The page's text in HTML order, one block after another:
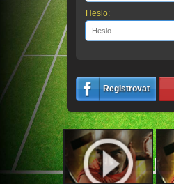
Heslo:
Registrovat